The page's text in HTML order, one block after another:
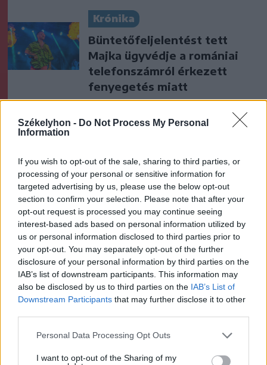
Székelyhon - Do Not Process My Personal
Information
If you wish to opt-out of the sale, sharing to third parties, or
processing of your personal or sensitive information for
targeted advertising by us, please use the below opt-out
section to confirm your selection. Please note that after your
opt-out request is processed you may continue seeing
interest-based ads based on personal information utilized by
us or personal information disclosed to third parties prior to
your opt-out. You may separately opt-out of the further
disclosure of your personal information by third parties on the
IAB’s list of downstream participants. This information may
also be disclosed by us to third parties on the IAB’s List of
Downstream Participants that may further disclose it to other
Personal Data Processing Opt Outs
I want to opt-out of the Sharing of my
Krónika
Büntetőfeljelentést tett
Majka ügyvédje a romániai
telefonszámról érkezett
fenyegetés miatt
Győr és a Loki is
Nőileg
Sándor Ella: Na, indíts, s
menjünk!
A rovat további cikkei